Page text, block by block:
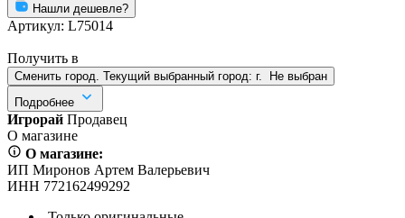
Нашли дешевле?
Артикул: L75014
Получить в
Сменить город. Текущий выбранный город: г.
Не выбран
Подробнее
Игрорай Продавец
О магазине
О магазине:
ИП Миронов Артем Валерьевич
ИНН 772162499292